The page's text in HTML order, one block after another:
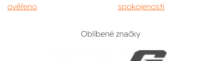
ověřeno
spokojenosti
Oblíbené značky